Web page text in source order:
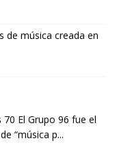
de música creada en
70 El Grupo 96 fue el
“música p...